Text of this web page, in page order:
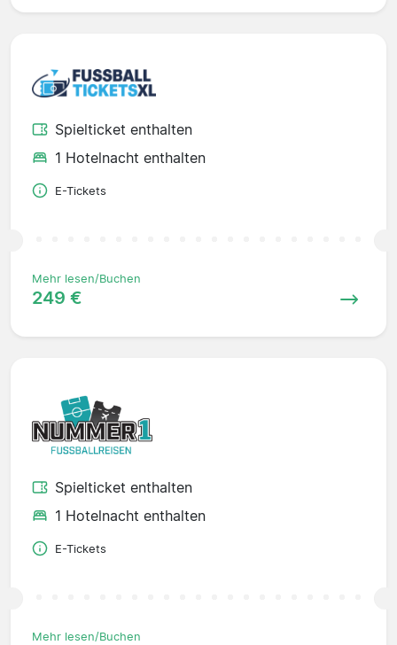
Spielticket enthalten
1 Hotelnacht enthalten
E-Tickets
Mehr lesen/Buchen
249 €
Spielticket enthalten
1 Hotelnacht enthalten
E-Tickets
Mehr lesen/Buchen